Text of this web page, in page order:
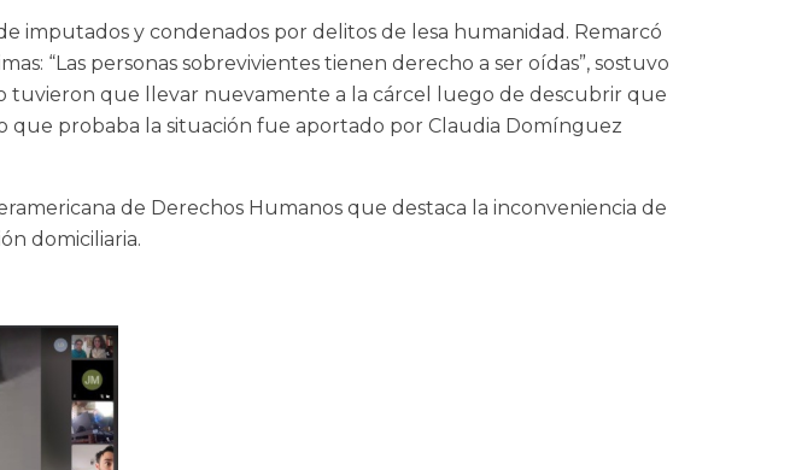
imputados y condenados por delitos de lesa humanidad. Remarcó
“Las personas sobrevivientes tienen derecho a ser oídas”, sostuvo
que llevar nuevamente a la cárcel luego de descubrir que
que probaba la situación fue aportado por Claudia Domínguez
de Derechos Humanos que destaca la inconveniencia de
domiciliaria.